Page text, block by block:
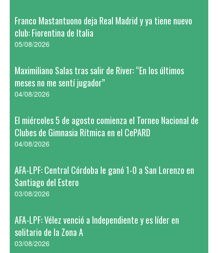
Franco Mastantuono deja Real Madrid y ya tiene nuevo
club: Fiorentina de Italia
05/08/2026
Maximiliano Salas tras salir de River: “En los últimos
meses no me sentí jugador”
04/08/2026
El miércoles 5 de agosto comienza el Torneo Nacional de
Clubes de Gimnasia Rítmica en el CePARD
04/08/2026
AFA-LPF: Central Córdoba le ganó 1-0 a San Lorenzo en
Santiago del Estero
03/08/2026
AFA-LPF: Vélez venció a Independiente y es líder en
solitario de la Zona A
03/08/2026